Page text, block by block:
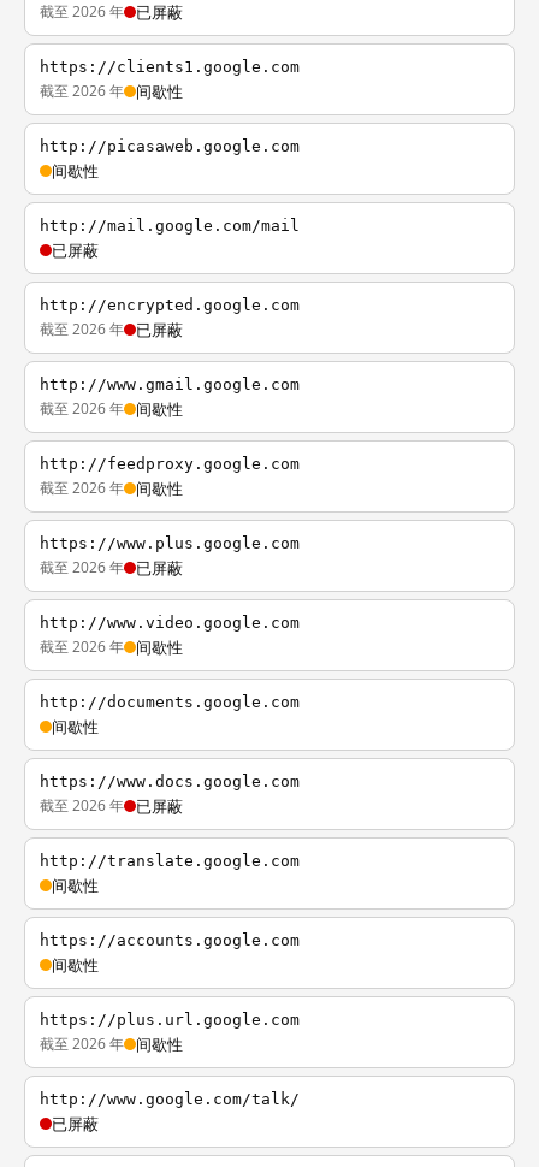
截至 2026 年 已屏蔽
https://clients1.google.com
截至 2026 年 间歇性
http://picasaweb.google.com
间歇性
http://mail.google.com/mail
已屏蔽
http://encrypted.google.com
截至 2026 年 已屏蔽
http://www.gmail.google.com
截至 2026 年 间歇性
http://feedproxy.google.com
截至 2026 年 间歇性
https://www.plus.google.com
截至 2026 年 已屏蔽
http://www.video.google.com
截至 2026 年 间歇性
http://documents.google.com
间歇性
https://www.docs.google.com
截至 2026 年 已屏蔽
http://translate.google.com
间歇性
https://accounts.google.com
间歇性
https://plus.url.google.com
截至 2026 年 间歇性
http://www.google.com/talk/
已屏蔽